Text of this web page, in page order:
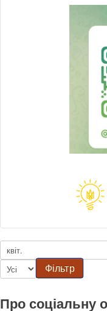
Фільтр
Про соціальну